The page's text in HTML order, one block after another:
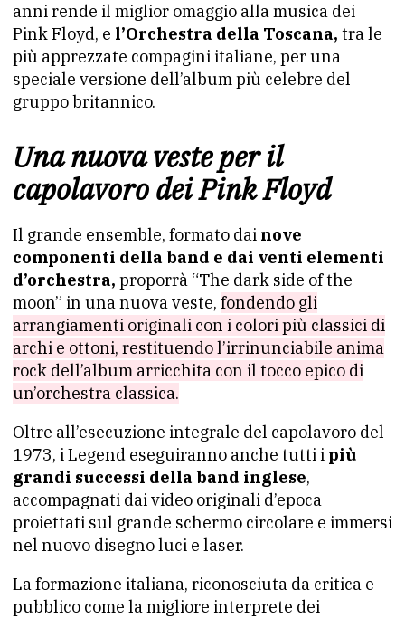
anni rende il miglior omaggio alla musica dei
Pink Floyd, e l’Orchestra della Toscana, tra le
più apprezzate compagini italiane, per una
speciale versione dell’album più celebre del
gruppo britannico.
Una nuova veste per il
capolavoro dei Pink Floyd
Il grande ensemble, formato dai nove
componenti della band e dai venti elementi
d’orchestra, proporrà “The dark side of the
moon” in una nuova veste, fondendo gli
arrangiamenti originali con i colori più classici di
archi e ottoni, restituendo l’irrinunciabile anima
rock dell’album arricchita con il tocco epico di
un’orchestra classica.
Oltre all’esecuzione integrale del capolavoro del
1973, i Legend eseguiranno anche tutti i più
grandi successi della band inglese,
accompagnati dai video originali d’epoca
proiettati sul grande schermo circolare e immersi
nel nuovo disegno luci e laser.
La formazione italiana, riconosciuta da critica e
pubblico come la migliore interprete dei